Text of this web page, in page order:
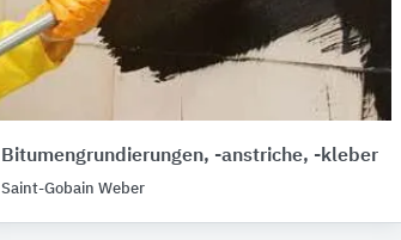
Bitumengrundierungen, -anstriche, -kleber
Saint-Gobain Weber